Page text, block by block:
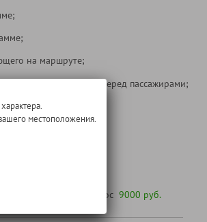
на маршруте;
перевозчика перед пассажирами;
тура
(по желанию под запрос 9000 руб.
местоположения.